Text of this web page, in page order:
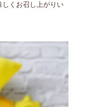
くお召し上がりい